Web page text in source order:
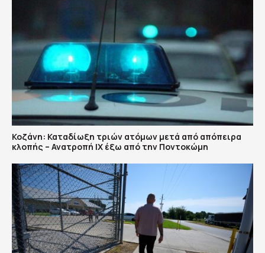
Κοζάνη: Καταδίωξη τριών ατόμων μετά από απόπειρα
κλοπής – Ανατροπή ΙΧ έξω από την Ποντοκώμη